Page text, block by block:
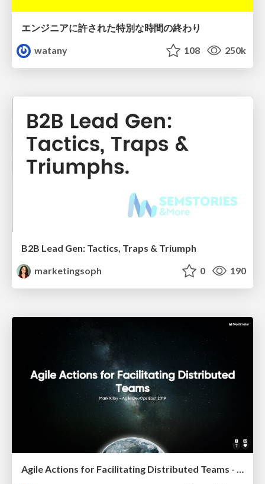
エンジニアに許された特別な時間の終わり
watany
108 250k
B2B Lead Gen: Tactics, Traps & Triumph
marketingsoph
0 190